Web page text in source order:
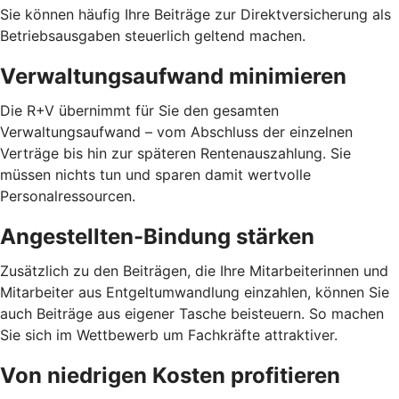
Sie können häufig Ihre Beiträge zur Direktversicherung als
Betriebsausgaben steuerlich geltend machen.
Verwaltungsaufwand minimieren
Die R+V übernimmt für Sie den gesamten
Verwaltungsaufwand – vom Abschluss der einzelnen
Verträge bis hin zur späteren Rentenauszahlung. Sie
müssen nichts tun und sparen damit wertvolle
Personalressourcen.
Angestellten-Bindung stärken
Zusätzlich zu den Beiträgen, die Ihre Mitarbeiterinnen und
Mitarbeiter aus Entgeltumwandlung einzahlen, können Sie
auch Beiträge aus eigener Tasche beisteuern. So machen
Sie sich im Wettbewerb um Fachkräfte attraktiver.
Von niedrigen Kosten profitieren